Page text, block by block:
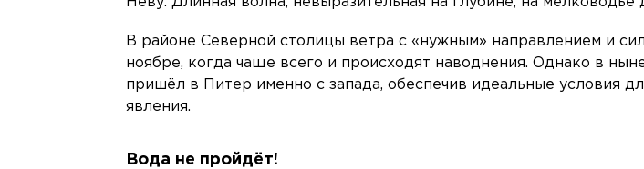
В районе Северной столицы ветра с «нужным» направлением и
ноябре, когда чаще всего и происходят наводнения. Однако в
пришёл в Питер именно с запада, обеспечив идеальные условия
явления.
Вода не пройдёт!